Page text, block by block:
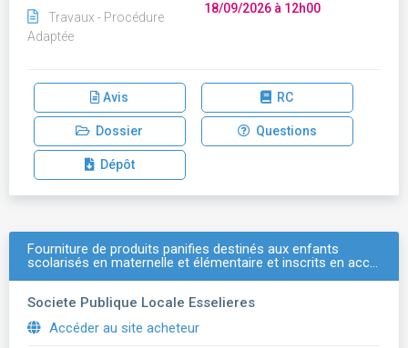
Travaux - Procédure
Adaptée
18/09/2026 à 12h00
Avis RC
Dossier Questions
Dépôt
Fourniture de produits panifies destinés aux enfants
scolarisés en maternelle et élémentaire et inscrits en acc…
Societe Publique Locale Esselieres
Accéder au site acheteur